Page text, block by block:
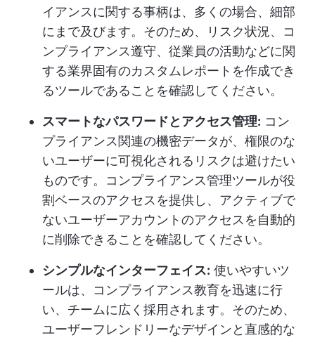
イアンスに関する事柄は、多くの場合、細部
にまで及びます。そのため、リスク状況、コ
ンプライアンス遵守、従業員の活動などに関
する業界固有のカスタムレポートを作成でき
るツールであることを確認してください。
スマートなパスワードとアクセス管理: コン
プライアンス関連の機密データが、権限のな
いユーザーに可視化されるリスクは避けたい
ものです。コンプライアンス管理ツールが役
割ベースのアクセスを提供し、アクティブで
ないユーザーアカウントのアクセスを自動的
に削除できることを確認してください。
シンプルなインターフェイス: 使いやすいツ
ールは、コンプライアンス教育を迅速に行
い、チームに広く採用されます。そのため、
ユーザーフレンドリーなデザインと直感的な